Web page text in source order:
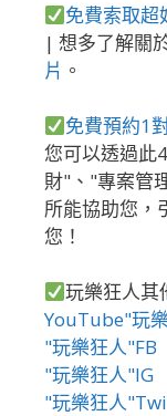
免費索取超
| 想多了解關
片 。
免費預約1
您可以透過此
財"、"專案管
所能協助您，
您！
玩樂狂人其
YouTube"玩
"玩樂狂人"FB
"玩樂狂人"IG
"玩樂狂人